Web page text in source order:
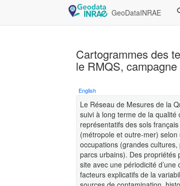
GeoDataINRAE
Cartogrammes des
le RMQS,
English
Le Réseau de Mesures de la
suivi à long terme de la
représentatifs des sols
(métropole et outre-mer)
occupations (grandes
parcs urbains). Des propriétés
site avec une périodicité
facteurs explicatifs de la